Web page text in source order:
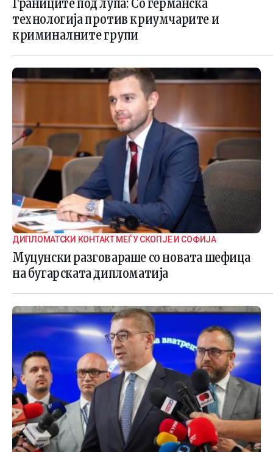
Границите под лупа: Со германска
технологија против криумчарите и
криминалните групи
ДИПЛОМАТСКИ КОНТАКТ МЕЃУ СКОПЈЕ И СОФИЈА
Муцунски разговараше со новата шефица
на бугарската дипломатија